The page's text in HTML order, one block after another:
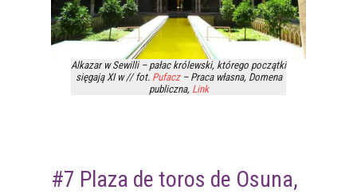
Alkazar w Sewilli – pałac królewski, którego początki
sięgają XI w // fot. Pufacz– Praca własna, Domena
publiczna, Link
#7 Plaza de toros de Osuna,